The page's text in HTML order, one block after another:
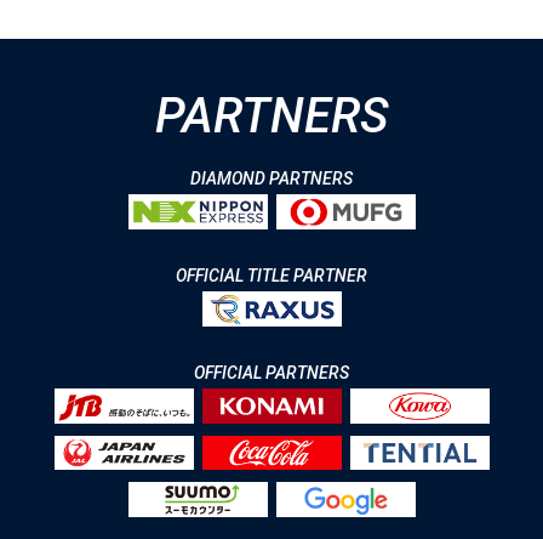
PARTNERS
DIAMOND PARTNERS
OFFICIAL TITLE PARTNER
OFFICIAL PARTNERS